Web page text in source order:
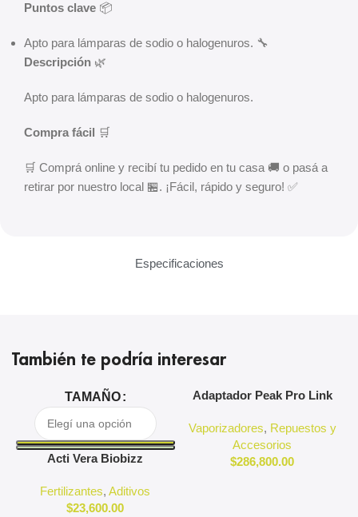
Especificaciones
Puntos clave 📦
Apto para lámparas de sodio o halogenuros. 🔧
Descripción 🌿
Apto para lámparas de sodio o halogenuros.
Compra fácil 🛒
🛒 Comprá online y recibí tu pedido en tu casa 🚚 o pasá a
retirar por nuestro local 🏪. ¡Fácil, rápido y seguro! ✅
También te podría interesar
TAMAÑO
Acti Vera Biobizz
Fertilizantes,Aditivos
$23,600.00
Adaptador Peak Pro Link
Vaporizadores, Repuestos y
Accesorios
$286,800.00